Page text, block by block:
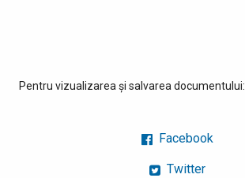
Pentru vizualizarea și salvarea documentului:
Facebook
Twitter